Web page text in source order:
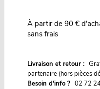
À partir de 90 €
sans frais
Livraison et retour : G
partenaire (hors pièces
Besoin d'info ? 02 72